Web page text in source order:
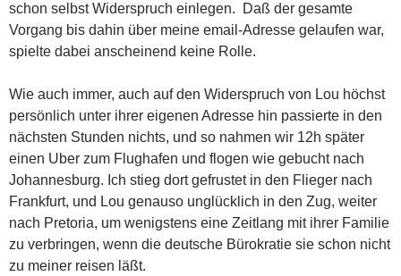
schon selbst Widerspruch einlegen. Daß der gesamte
Vorgang bis dahin über meine email-Adresse gelaufen war,
spielte dabei anscheinend keine Rolle.
Wie auch immer, auch auf den Widerspruch von Lou höchst
persönlich unter ihrer eigenen Adresse hin passierte in den
nächsten Stunden nichts, und so nahmen wir 12h später
einen Uber zum Flughafen und flogen wie gebucht nach
Johannesburg. Ich stieg dort gefrustet in den Flieger nach
Frankfurt, und Lou genauso unglücklich in den Zug, weiter
nach Pretoria, um wenigstens eine Zeitlang mit ihrer Familie
zu verbringen, wenn die deutsche Bürokratie sie schon nicht
zu meiner reisen läßt.